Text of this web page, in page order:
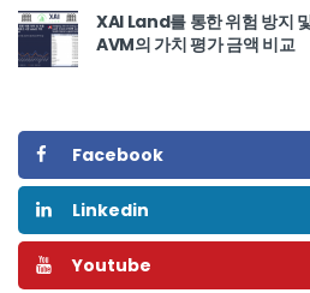
XAI Land를 통한 위험 방지
AVM의 가치 평가 금액 비교
Facebook
Linkedin
Youtube